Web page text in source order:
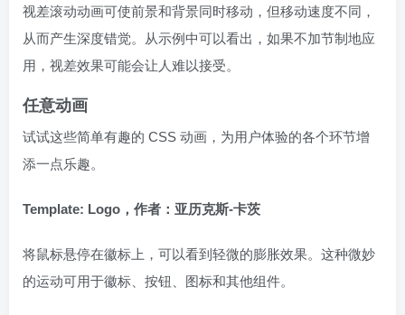
视差滚动动画可使前景和背景同时移动，但移动速度不同，
从而产生深度错觉。从示例中可以看出，如果不加节制地应
用，视差效果可能会让人难以接受。
任意动画
试试这些简单有趣的 CSS 动画，为用户体验的各个环节增
添一点乐趣。
Template: Logo，作者：亚历克斯-卡茨
将鼠标悬停在徽标上，可以看到轻微的膨胀效果。这种微妙
的运动可用于徽标、按钮、图标和其他组件。